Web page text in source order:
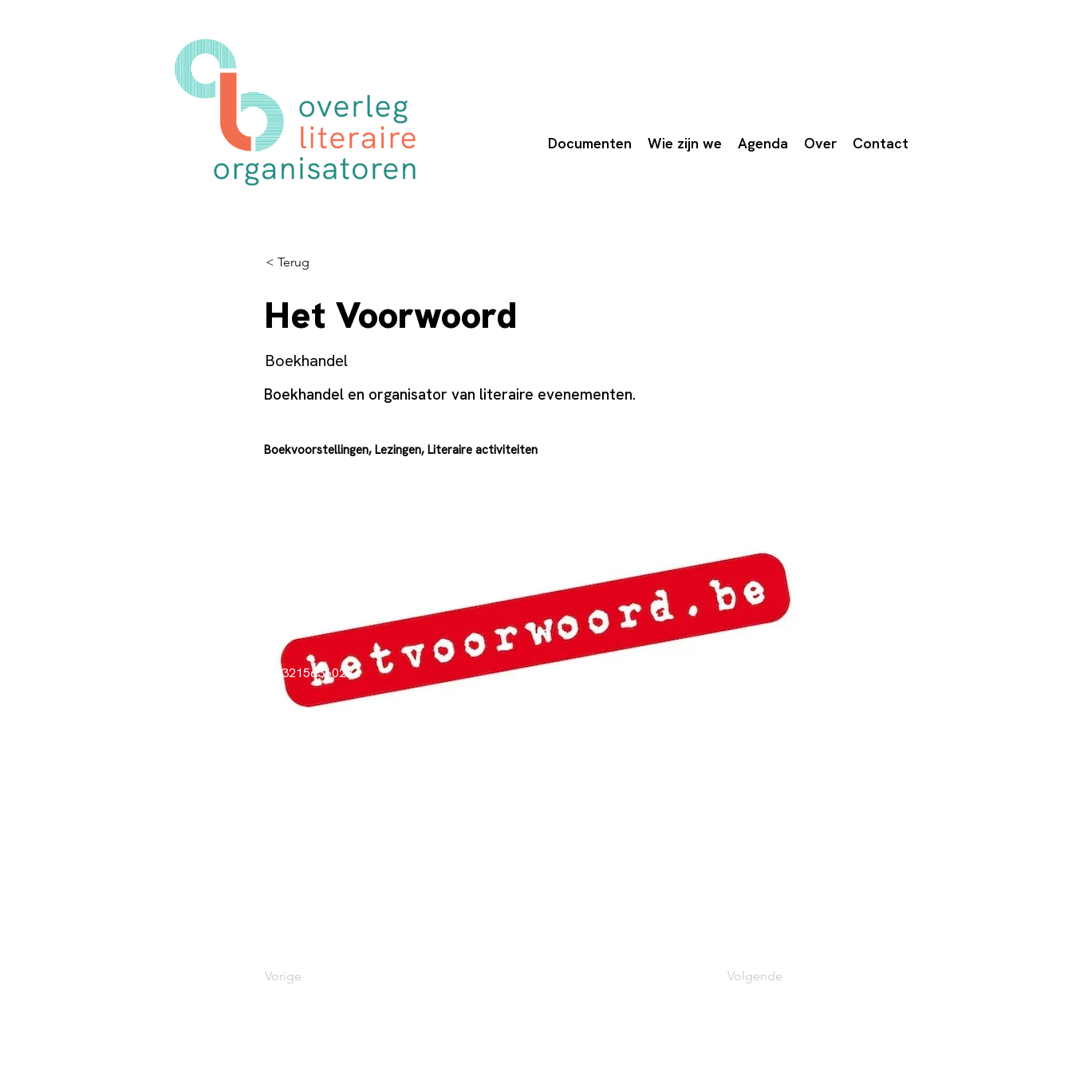
Documenten Wie zijn we Agenda Over Contact
< Terug
Het Voorwoord
Boekhandel
Boekhandel en organisator van literaire evenementen.
Boekvoorstellingen, Lezingen, Literaire activiteiten
003215636027
info@hetvoorwoord.be
Vorige Volgende